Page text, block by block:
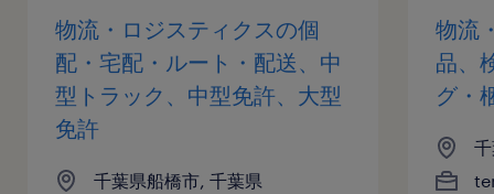
物流・ロジスティクスの個
配・宅配・ルート・配送、中
型トラック、中型免許、大型
免許
千葉県船橋市, 千葉県
物流
品、
グ・